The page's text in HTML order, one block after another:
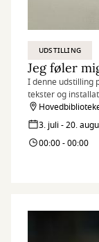
UDSTILLING
Jeg føler
I denne udstilling
tekster og
erfaringer,
3. juli - 20.
00:00 - 00:00